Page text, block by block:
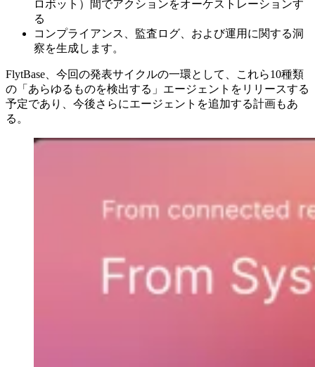
ロボット）間でアクションをオーケストレーションす
る
コンプライアンス、監査ログ、および運用に関する洞
察を生成します。
FlytBase、今回の発表サイクルの一環として、これら10種類
の「あらゆるものを検出する」エージェントをリリースする
予定であり、今後さらにエージェントを追加する計画もあ
る。